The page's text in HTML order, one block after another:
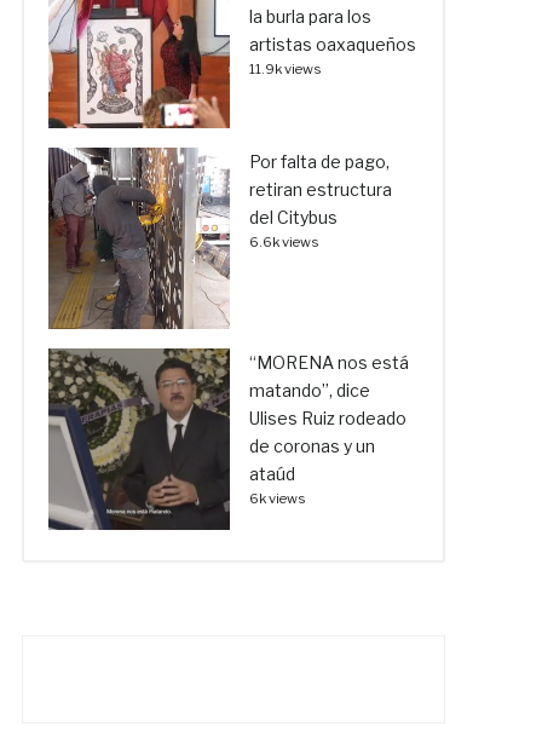
la burla para los
artistas oaxaqueños
11.9k views
Por falta de pago,
retiran estructura
del Citybus
6.6k views
“MORENA nos está
matando”, dice
Ulises Ruiz rodeado
de coronas y un
ataúd
6k views